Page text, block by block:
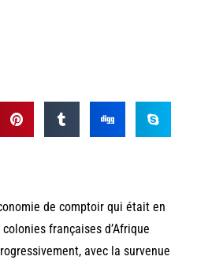
de comptoir qui était en
françaises d’Afrique
avec la survenue